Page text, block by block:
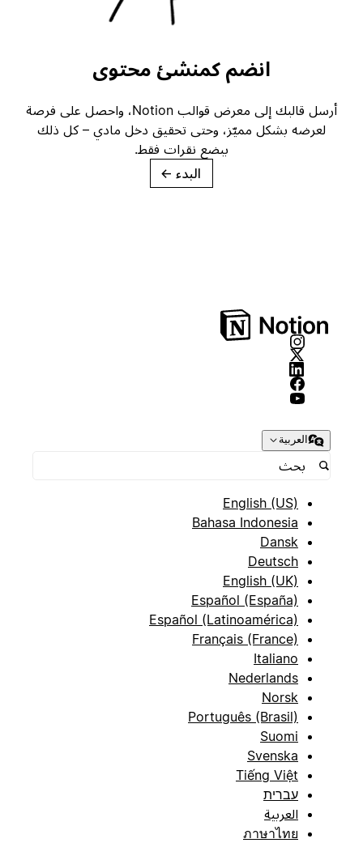
انضم كمنشئ محتوى
أرسل قالبك إلى معرض قوالب Notion، واحصل على فرصة
لعرضه بشكل مميّز، وحتى تحقيق دخل مادي – كل ذلك
ببضع نقرات فقط.
→
العربية
English (US)
Bahasa Indonesia
Dansk
Deutsch
English (UK)
Español (España)
Español (Latinoamérica)
Français (France)
Italiano
Nederlands
Norsk
Português (Brasil)
Suomi
Svenska
Tiếng Việt
עברית
العربية
ภาษาไทย